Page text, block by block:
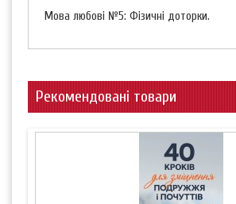
Мова любові №5: Фізичні доторки.
Рекомендовані товари